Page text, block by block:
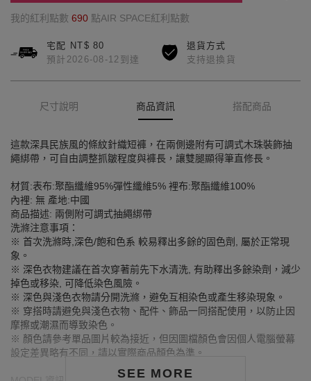
我的紅利點數 690 點AIR SPACE紅利點數
宅配 NT$ 80
預計2026-08-12到達
退貨方式
支持退換貨
尺寸說明 商品資訊 搭配商品
SEE MORE
這款深具民族風的條紋針織短褲，在兩側邊附有可調式木珠裝飾抽
繩綁帶，可自由調整抓皺程度與褲長，讓雙腿顯得筆直修長。
材質:表布:聚酯纖維95%彈性纖維5% 裡布:聚酯纖維100%
內裡: 無 產地:中國
商品描述: 兩側附可調式抽繩綁帶
洗滌注意事項：
※ 首次洗滌時,深色/飽和色系 較易釋出多餘的固色劑, 屬於正常現
象。
※ 深色衣物建議在首次穿著前先下水清洗, 有助釋出多餘染劑，減少
掉色或移染, 可降低染色風險。
※ 深色與淺色衣物請分開洗滌，避免互相染色或產生移染現象。
※ 穿搭時請避免與淺色衣物、配件、飾品一同搭配使用，以防止因
摩擦或潮濕而導致染色。
※ 顏色請參考單品圖片較為接近，但因圖檔顏色會因個人電腦螢幕
設定差異略有不同，請以實際商品顏色為準。